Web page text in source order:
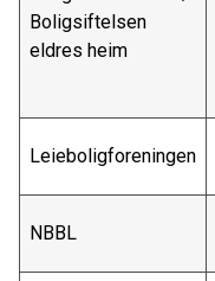
Boligsiftelsen
eldres heim
Leieboligforeningen
NBBL